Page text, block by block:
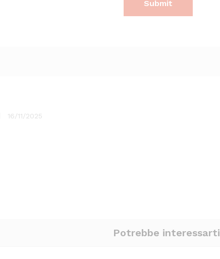
16/11/2025
Potrebbe interessarti